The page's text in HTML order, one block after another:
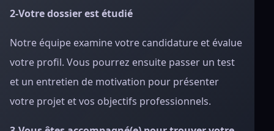
2-Votre dossier est étudié
Notre équipe examine votre candidature et évalue
votre profil. Vous pourrez ensuite passer un test
et un entretien de motivation pour présenter
votre projet et vos objectifs professionnels.